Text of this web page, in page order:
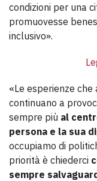
condizioni per una
promuovesse
inclusivo».
«Le esperienze
continuano a
sempre più al
persona e la sua
occupiamo di
priorità è chiederci
sempre